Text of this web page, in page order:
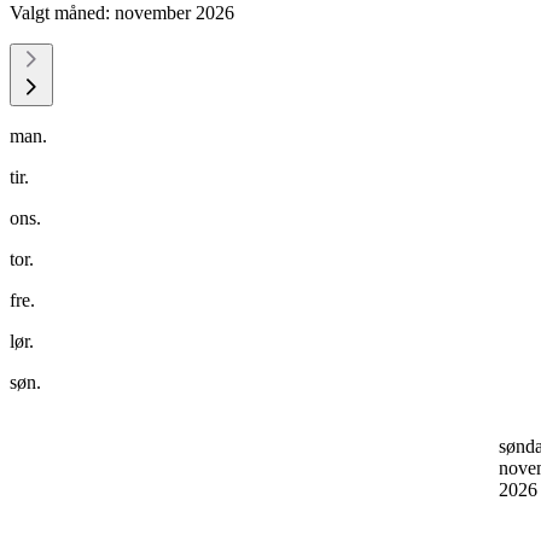
Valgt måned: november 2026
man.
tir.
ons.
tor.
fre.
lør.
søn.
2026